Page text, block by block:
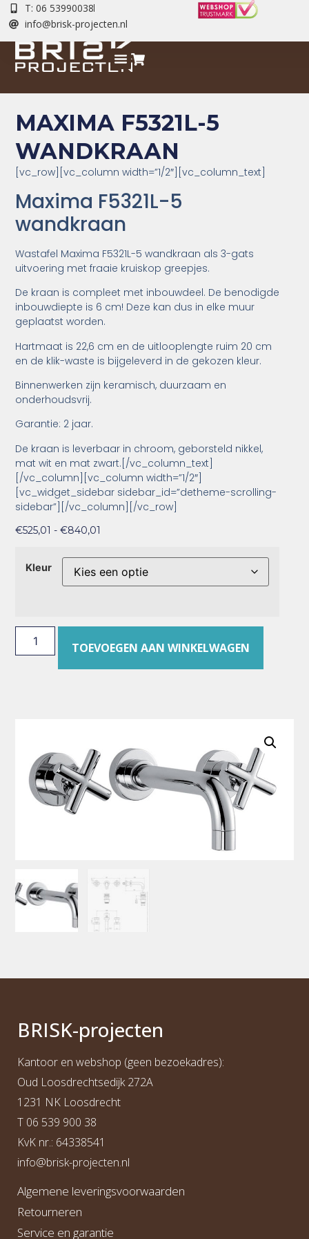
T: 06 53990038
info@brisk-projecten.nl
MAXIMA F5321L-5
WANDKRAAN
[vc_row][vc_column width=”1/2″][vc_column_text]
Maxima F5321L-5
wandkraan
Wastafel Maxima F5321L-5 wandkraan als 3-gats
uitvoering met fraaie kruiskop greepjes.
De kraan is compleet met inbouwdeel. De benodigde
inbouwdiepte is 6 cm! Deze kan dus in elke muur
geplaatst worden.
Hartmaat is 22,6 cm en de uitlooplengte ruim 20 cm
en de klik-waste is bijgeleverd in de gekozen kleur.
Binnenwerken zijn keramisch, duurzaam en
onderhoudsvrij.
Garantie: 2 jaar.
De kraan is leverbaar in chroom, geborsteld nikkel,
mat wit en mat zwart.[/vc_column_text]
[/vc_column][vc_column width=”1/2″]
[vc_widget_sidebar sidebar_id=”detheme-scrolling-
sidebar”][/vc_column][/vc_row]
€525,01 - €840,01
Kleur
TOEVOEGEN AAN WINKELWAGEN
BRISK-projecten
Kantoor en webshop (geen bezoekadres):
Oud Loosdrechtsedijk 272A
1231 NK Loosdrecht
T 06 539 900 38
KvK nr.: 64338541
info@brisk-projecten.nl
Algemene leveringsvoorwaarden
Retourneren
Service en garantie